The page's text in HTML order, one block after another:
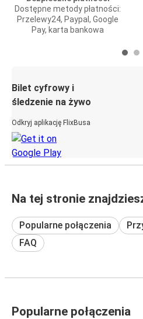
Dostępne metody płatności:
Przelewy24, Paypal, Google
Pay, karta bankowa
Bilet cyfrowy i
śledzenie na żywo
Odkryj aplikację FlixBusa
Na tej stronie
Popularne połączenia
FAQ
Popularne połączenia